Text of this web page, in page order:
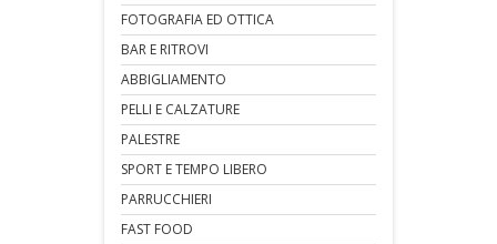
FOTOGRAFIA ED OTTICA
BAR E RITROVI
ABBIGLIAMENTO
PELLI E CALZATURE
PALESTRE
SPORT E TEMPO LIBERO
PARRUCCHIERI
FAST FOOD